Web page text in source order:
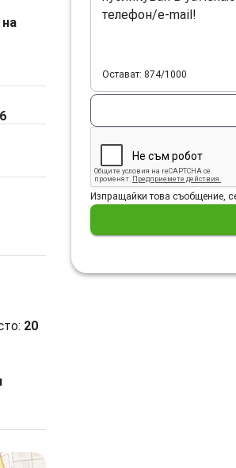
на
20
Остават: 874/1000
Изпращайки това съобщение,